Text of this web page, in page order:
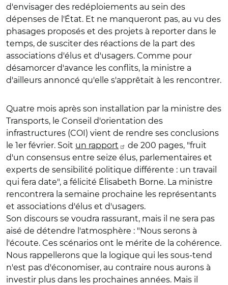
d'envisager des redéploiements au sein des
dépenses de l'État. Et ne manqueront pas, au vu des
phasages proposés et des projets à reporter dans le
temps, de susciter des réactions de la part des
associations d'élus et d'usagers. Comme pour
désamorcer d'avance les conflits, la ministre a
d'ailleurs annoncé qu'elle s'apprêtait à les rencontrer.
Quatre mois après son installation par la ministre des
Transports, le Conseil d'orientation des
infrastructures (COI) vient de rendre ses conclusions
le 1er février. Soit un rapport
de 200 pages, "fruit
d'un consensus entre seize élus, parlementaires et
experts de sensibilité politique différente : un travail
qui fera date", a félicité Élisabeth Borne. La ministre
rencontrera la semaine prochaine les représentants
et associations d'élus et d'usagers.
Son discours se voudra rassurant, mais il ne sera pas
aisé de détendre l'atmosphère : "Nous serons à
l'écoute. Ces scénarios ont le mérite de la cohérence.
Nous rappellerons que la logique qui les sous-tend
n'est pas d'économiser, au contraire nous aurons à
investir plus dans les prochaines années. Mais il